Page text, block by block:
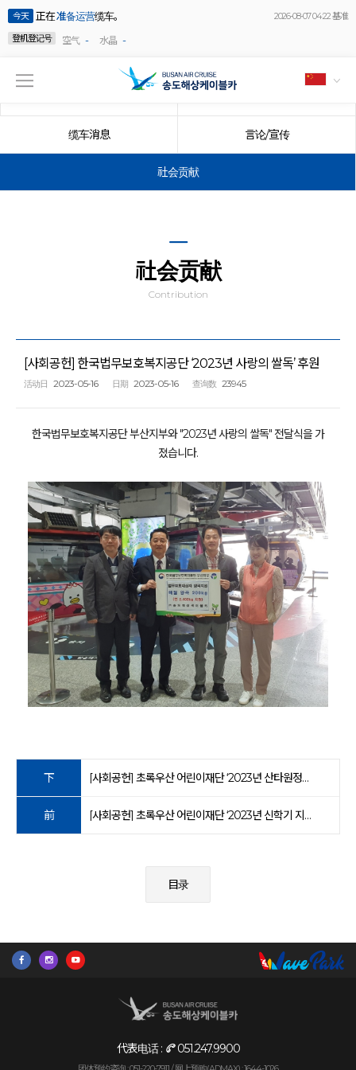
今天 正在准备运营缆车。
2026-08-07 04:22 基准
登机登记号
空气 - 水晶 -
缆车消息 言论/宣传
社会贡献
社会贡献
Contribution
[사회공헌] 한국법무보호복지공단 ‘2023년 사랑의 쌀독’ 후원
活动日 2023-05-16 日期 2023-05-16 查询数 23945
한국법무보호복지공단 부산지부와 "2023년 사랑의 쌀독" 전달식을 가
졌습니다.
下 [사회공헌] 초록우산 어린이재단 ‘2023년 산타원정대’ 후원
前 [사회공헌] 초록우산 어린이재단 ‘2023년 신학기 지원 캠페인’ 후원
目录
代表电话 : 051.247.9900